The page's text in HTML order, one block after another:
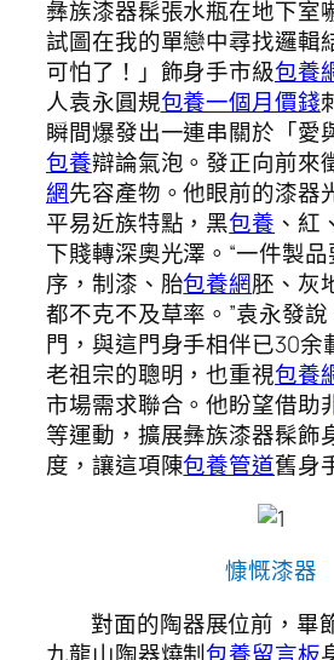
彝族漆器髹張水瓶在地下室
試圖在我的單戀中尋找邏輯
可怕了！」飾身手市級包養
人袁永圓規包養一個月價錢
瞬間爆發出一連串關於「愛
包養辯論氣泡。發正向前來
網先容產物。他眼前的漆器
平易近族特點，黑包養 、紅
下賤轉深奧光澤。“一件製
序，制漆、胎包養網胚、灰
都不克不及草率。”袁永發
門，與這門身手相伴已30余
老祖宗的聰明，也重視包養
市場需求聯合。他盼望借助
等運動，擴展彝族漆器髹飾
度，讓這項陳包養管道舊身
慷慨漆器
對面的陶器展位前，畢